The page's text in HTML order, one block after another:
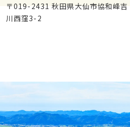
〒019-2431 秋田県大仙市協和峰吉
川西窪3-2